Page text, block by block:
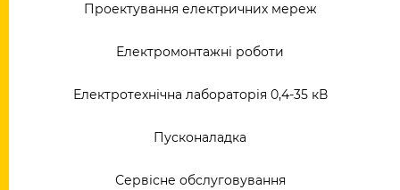
Проектування електричних мереж
Електромонтажні роботи
Електротехнічна лабораторія 0,4-35 кВ
Пусконаладка
Сервісне обслуговування